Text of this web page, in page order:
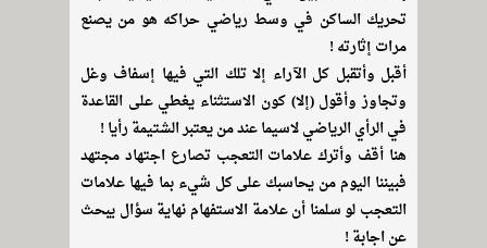
تحريك الساكن في وسط رياضي حراكه هو من يصنع
مرات إثارته !
أقبل وأتقبل كل الآراء إلا تلك التي فيها إسفاف وغل
وتجاوز وأقول (إلا) كون الاستثناء يغطي على القاعدة
في الرأي الرياضي لاسيما عند من يعتبر الشتيمة رأيا !
هنا أقف وأترك علامات التعجب تصارع اجتهاد مجتهد
فبيننا اليوم من يحاسبك على كل شيء بما فيها علامات
التعجب لو سلمنا أن علامة الاستفهام نهاية سؤال يبحث
عن اجابة !